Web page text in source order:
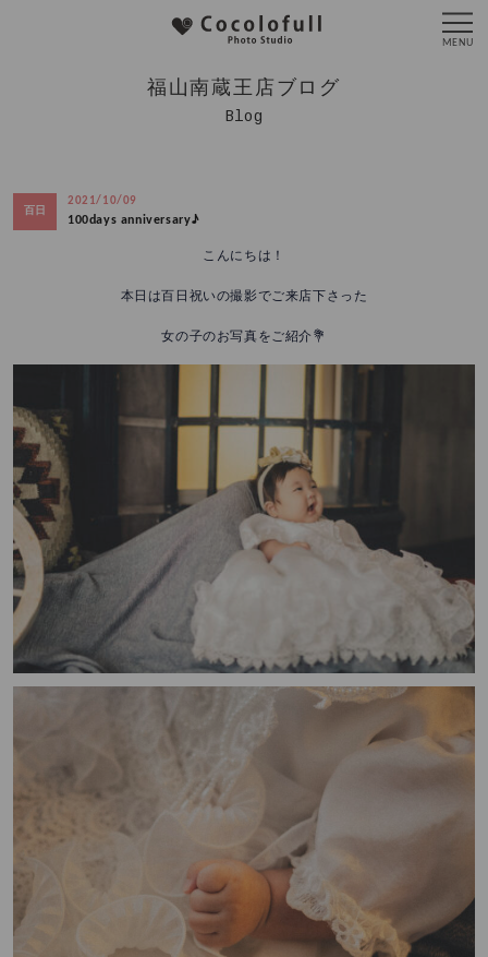
福山南蔵王店ブログ
Blog
百日
2021/10/09
100days anniversary♪
こんにちは！
本日は百日祝いの撮影でご来店下さった
女の子のお写真をご紹介💐